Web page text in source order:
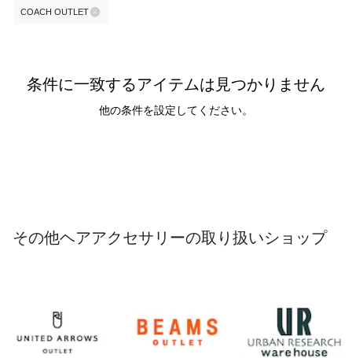
COACH OUTLET
条件に一致するアイテムは見つかりません
他の条件を設定してください。
その他ヘアアクセサリーの取り扱いショップ